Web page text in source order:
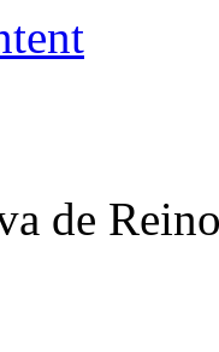
de